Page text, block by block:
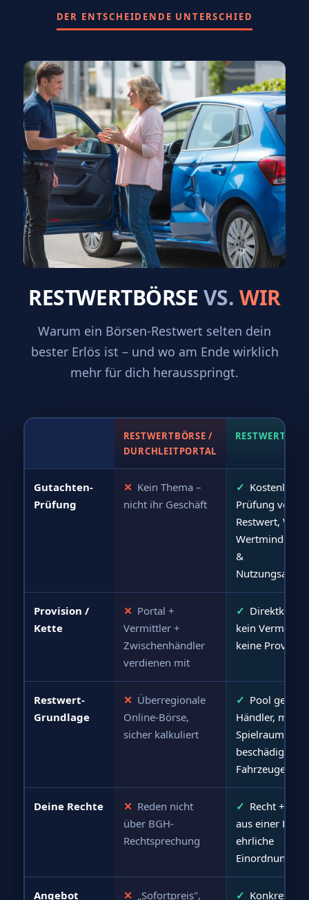
DER ENTSCHEIDENDE UNTERSCHIED
RESTWERTBÖRSE VS. WIR
Warum ein Börsen-Restwert selten dein
bester Erlös ist – und wo am Ende wirklich
mehr für dich herausspringt.
RESTWERTBÖRSE /
DURCHLEITPORTAL
Gutachten-
Prüfung
✕ Kein Thema –
nicht ihr Geschäft
✓ Kostenlose
Prüfung von
Restwert,
&
Provision /
Kette
✕ Portal +
Vermittler +
Zwischenhändler
verdienen mit
✓ Direktkauf,
kein Vermittler,
keine Provision
Restwert-
Grundlage
✕ Überregionale
Online-Börse,
sicher kalkuliert
✓ Pool
Händler, mehr
Spielraum für
beschädigte
Fahrzeuge
Deine Rechte ✕ Reden nicht
über BGH-
Rechtsprechung
✓ Recht + Geld
aus einer
ehrliche
Einordnung
Angebot ✕ „Sofortpreis", ✓ Konkrete